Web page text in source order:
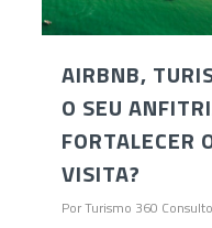
AIRBNB,
O SEU
FORTALECER
VISITA?
PorTurismo 360